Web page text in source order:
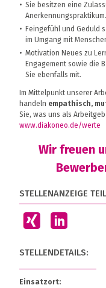
Sie besitzen eine
Anerkennungspraktikum.
Feingefühl und Geduld
im Umgang mit
Motivation Neues zu
Engagement sowie die
Sie ebenfalls mit.
Im Mittelpunkt unserer
handeln empathisch,
Sie, was uns als
www.diakoneo.de/werte
Wir freuen
STELLENANZEIGE
STELLENDETAILS:
Einsatzort: